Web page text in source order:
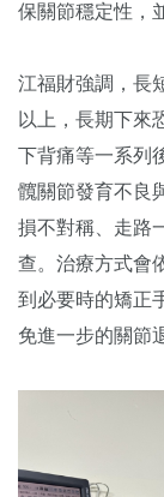
保關節穩定性，
江福財強調，長
以上，長期下來
下背痛等一系列
髖關節發育不良
損不對稱、走路
查。治療方式會
到必要時的矯正
免進一步的關節